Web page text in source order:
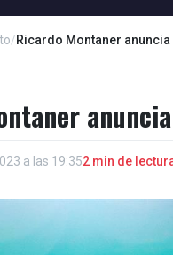
/Ricardo Montaner
a las 19:352 min de